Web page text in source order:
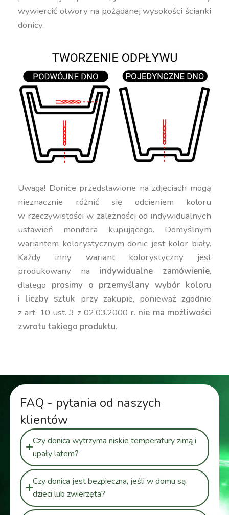
wywiercić otwory na pożądanej wysokości ścianki
donicy.
Uwaga! Donice przedstawione na zdjęciach mogą
nieznacznie różnić się odcieniem koloru
w rzeczywistości w zależności od indywidualnych
ustawień monitora kupującego. Domyślnym
wariantem kolorystycznym donic jest kolor biały.
Każdy inny wariant kolorystyczny jest
produkowany na indywidualne zamówienie,
dlatego prosimy o przemyślany wybór koloru
i liczby sztuk przy zakupie, ponieważ zgodnie
z art. 10 ust. 3 z 02.03.2000 r. nie ma możliwości
zwrotu takiego produktu.
FAQ - pytania od naszych
klientów
Czy donica wytrzyma niskie temperatury zimą i
upały latem?
Czy donica jest bezpieczna, jeśli w domu są
dzieci lub zwierzęta?